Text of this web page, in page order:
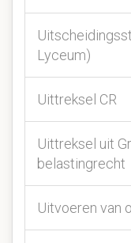
Lyceum)
Uittreksel CR
Uittreksel uit
belastingrecht
Uitvoeren van